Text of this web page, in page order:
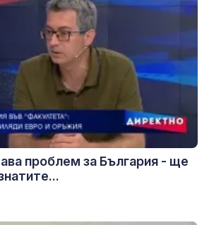
проблем за България - ще